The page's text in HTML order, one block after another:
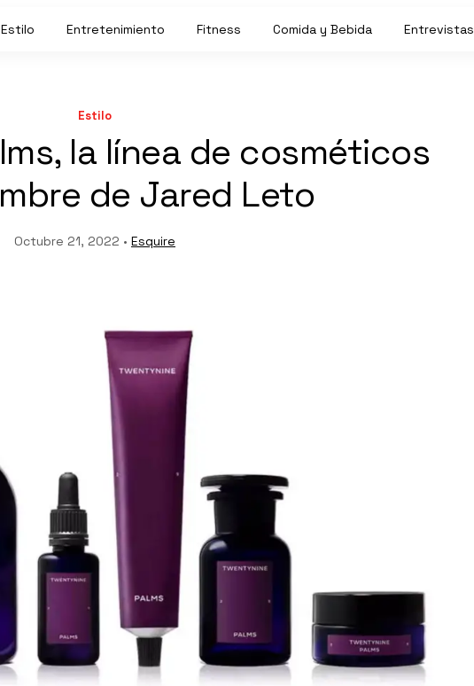
Estilo Entretenimiento Fitness Comida y Bebida Entrevistas
Estilo
la línea de cosméticos
de Jared Leto
Octubre 21, 2022 • Esquire